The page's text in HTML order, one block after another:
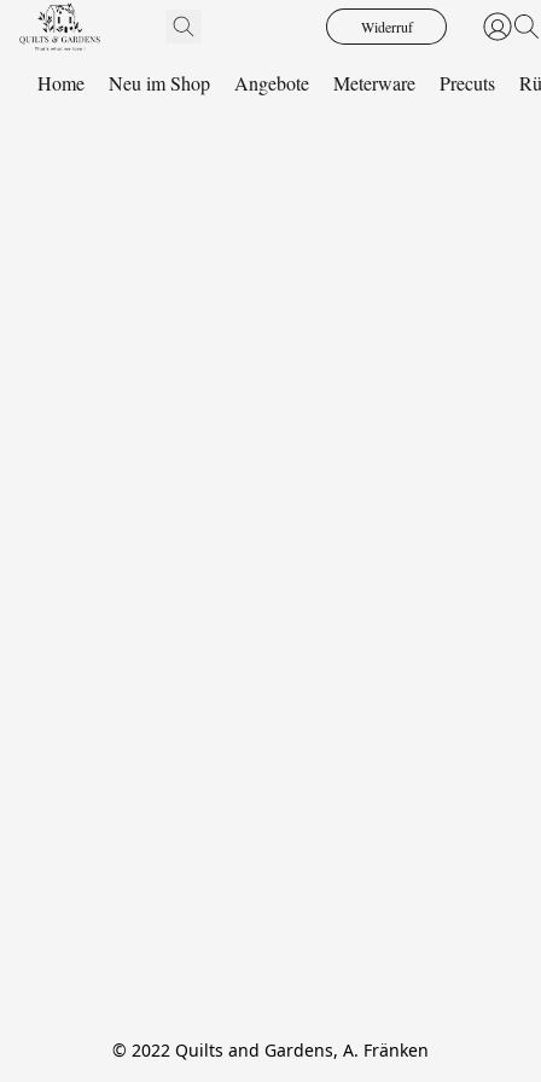
Widerruf
Home Neu im Shop Angebote Meterware Precuts
© 2022 Quilts and Gardens, A. Fränken